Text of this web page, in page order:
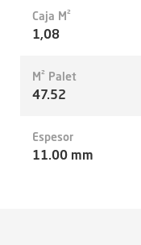
Caja M²
1,08
M² Palet
47.52
Espesor
11.00 mm